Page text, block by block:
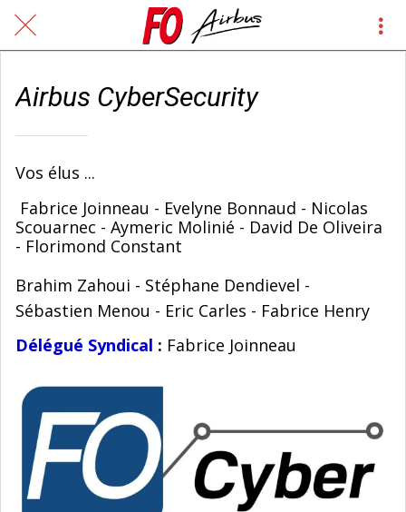
Airbus CyberSecurity
Vos élus ...
Fabrice Joinneau - Evelyne Bonnaud - Nicolas
Scouarnec - Aymeric Molinié - David De Oliveira
- Florimond Constant
Brahim Zahoui - Stéphane Dendievel -
Sébastien Menou - Eric Carles - Fabrice Henry
Délégué Syndical : Fabrice Joinneau